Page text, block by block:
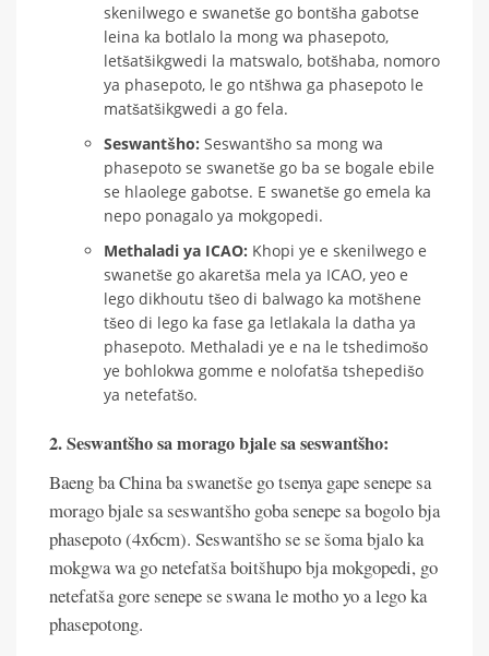
skenilwego e swanetše go bontšha gabotse
leina ka botlalo la mong wa phasepoto,
letšatšikgwedi la matswalo, botšhaba, nomoro
ya phasepoto, le go ntšhwa ga phasepoto le
matšatšikgwedi a go fela.
Seswantšho: Seswantšho sa mong wa
phasepoto se swanetše go ba se bogale ebile
se hlaolege gabotse. E swanetše go emela ka
nepo ponagalo ya mokgopedi.
Methaladi ya ICAO: Khopi ye e skenilwego e
swanetše go akaretša mela ya ICAO, yeo e
lego dikhoutu tšeo di balwago ka motšhene
tšeo di lego ka fase ga letlakala la datha ya
phasepoto. Methaladi ye e na le tshedimošo
ye bohlokwa gomme e nolofatša tshepedišo
ya netefatšo.
2. Seswantšho sa morago bjale sa seswantšho:
Baeng ba China ba swanetše go tsenya gape senepe sa
morago bjale sa seswantšho goba senepe sa bogolo bja
phasepoto (4x6cm). Seswantšho se se šoma bjalo ka
mokgwa wa go netefatša boitšhupo bja mokgopedi, go
netefatša gore senepe se swana le motho yo a lego ka
phasepotong.